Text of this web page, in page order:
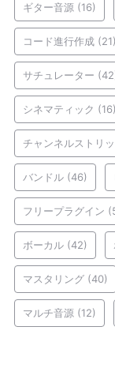
ギター音源 (16)
コード進行作成 (21)
サチュレーター
シネマティック (16)
チャンネルストリ
バンドル (46)
フリープラグイン
ボーカル (42)
マスタリング (40)
マルチ音源 (12)